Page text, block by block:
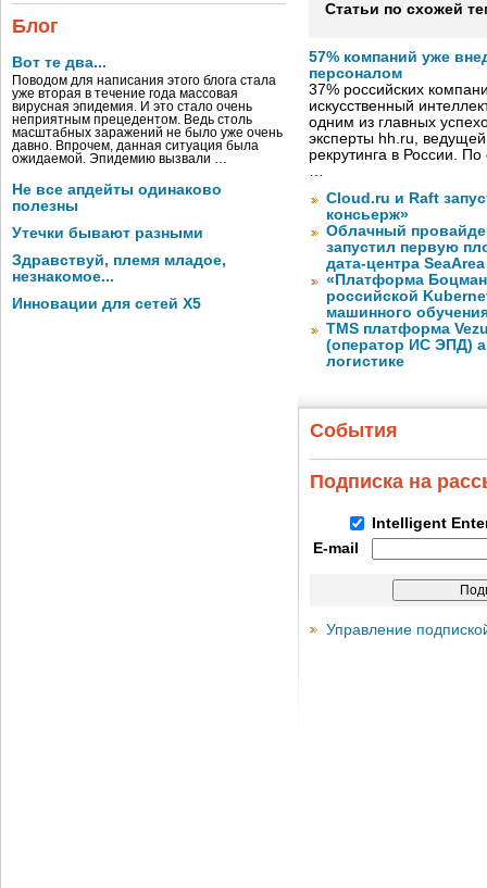
Блог
Вот те два...
Поводом для написания этого блога стала
уже вторая в течение года массовая
вирусная эпидемия. И это стало очень
неприятным прецедентом. Ведь столь
масштабных заражений не было уже очень
давно. Впрочем, данная ситуация была
ожидаемой. Эпидемию вызвали …
Не все апдейты одинаково
полезны
Утечки бывают разными
Здравствуй, племя младое,
незнакомое...
Инновации для сетей X5
Статьи по схожей
57% компаний уже
персоналом
37% российских
искусственный
одним из главных
эксперты hh.ru,
рекрутинга в России.
…
Cloud.ru и Raft
консьерж»
Облачный
запустил первую
дата-центра
«Платформа
российской
машинного
TMS платформа
(оператор ИС ЭПД)
логистике
События
Подписка на
Intelligent
E-mail
Управление